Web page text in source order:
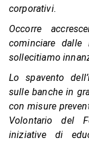
corporativi.
Occorre
cominciare dalle
sollecitiamo
Lo spavento
sulle banche in
con misure
Volontario del
iniziative di